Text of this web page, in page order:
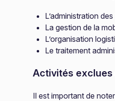
L’administration
La gestion de la
L’organisation
Le traitement
Activités
Il est important de